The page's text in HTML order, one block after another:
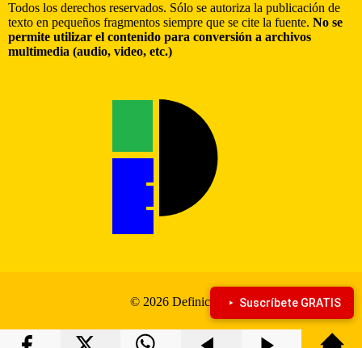
Todos los derechos reservados. Sólo se autoriza la publicación de
texto en pequeños fragmentos siempre que se cite la fuente. No se
permite utilizar el contenido para conversión a archivos
multimedia (audio, video, etc.)
© 2026 Definiciona Suscríbete GRATIS